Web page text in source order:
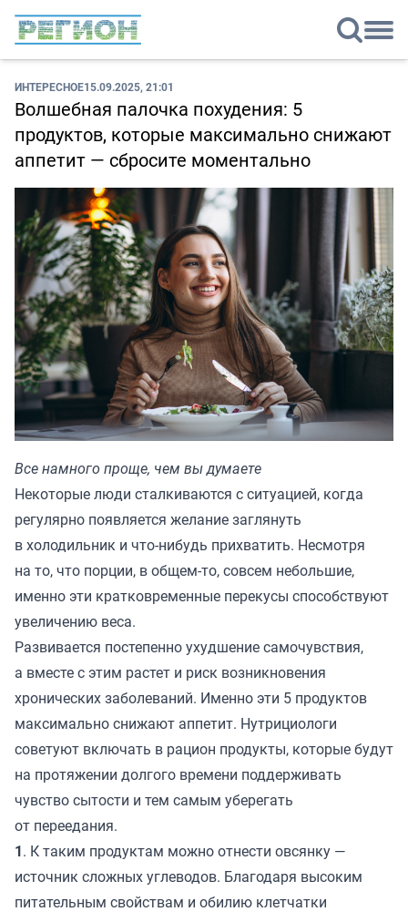
ИНТЕРЕСНОЕ15.09.2025, 21:01
Волшебная палочка похудения: 5
продуктов, которые максимально снижают
аппетит — сбросите моментально
Все намного проще, чем вы думаете
Некоторые люди сталкиваются с ситуацией, когда
регулярно появляется желание заглянуть
в холодильник и что-нибудь прихватить. Несмотря
на то, что порции, в общем-то, совсем небольшие,
именно эти кратковременные перекусы способствуют
увеличению веса.
Развивается постепенно ухудшение самочувствия,
а вместе с этим растет и риск возникновения
хронических заболеваний. Именно эти 5 продуктов
максимально снижают аппетит. Нутрициологи
советуют включать в рацион продукты, которые будут
на протяжении долгого времени поддерживать
чувство сытости и тем самым уберегать
от переедания.
1. К таким продуктам можно отнести овсянку —
источник сложных углеводов. Благодаря высоким
питательным свойствам и обилию клетчатки